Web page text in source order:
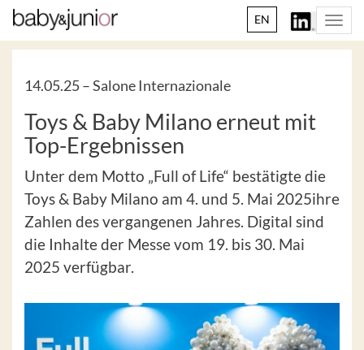
EN
14.05.25 –Salone Internazionale
Toys & Baby Milano erneut mit
Top-Ergebnissen
Unter dem Motto „Full of Life“ bestätigte die
Toys & Baby Milano am 4. und 5. Mai 2025ihre
Zahlen des vergangenen Jahres. Digital sind
die Inhalte der Messe vom 19. bis 30. Mai
2025 verfügbar.